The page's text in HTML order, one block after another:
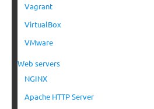
Vagrant
VirtualBox
VMware
Web servers
NGINX
Apache HTTP Server